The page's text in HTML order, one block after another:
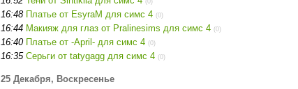
(0)
16:48 Платье от EsyraM для симс 4 (0)
16:44 Макияж для глаз от Pralinesims для симс 4 (0)
16:40 Платье от -April- для симс 4 (0)
16:35 Серьги от tatygagg для симс 4 (0)
25 Декабря, Воскресенье